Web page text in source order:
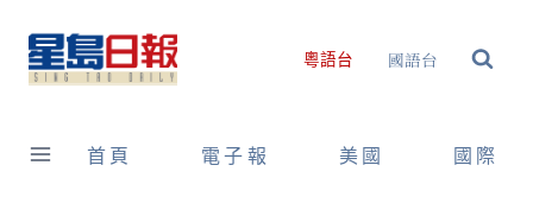
content
粵語台 國語台
首頁 電子報 美國 國際